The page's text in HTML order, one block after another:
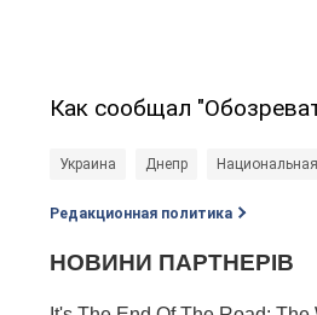
Как сообщал
Украина Днепр
Редакционная политика